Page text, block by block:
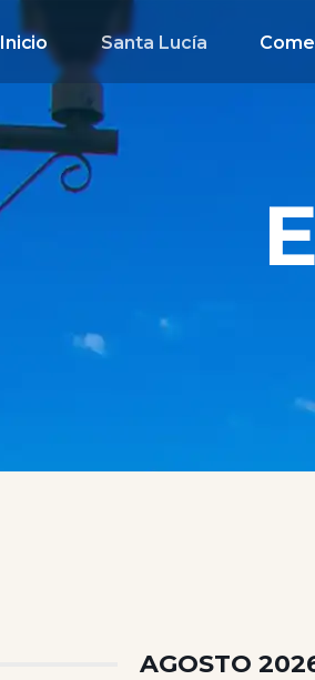
Inicio Santa Lucía
AGOSTO